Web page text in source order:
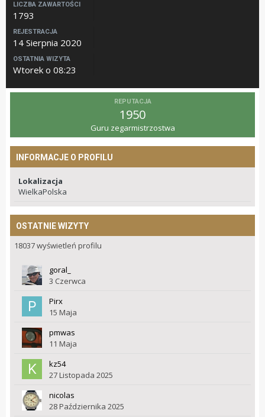
LICZBA ZAWARTOŚCI
1793
REJESTRACJA
14 Sierpnia 2020
OSTATNIA WIZYTA
Wtorek o 08:23
REPUTACJA
1950
Guru zegarmistrzostwa
INFORMACJE O PROFILU
Lokalizacja
WielkaPolska
OSTATNIE WIZYTY
18037 wyświetleń profilu
goral_
3 Czerwca
Pirx
15 Maja
pmwas
11 Maja
kz54
27 Listopada 2025
nicolas
28 Października 2025